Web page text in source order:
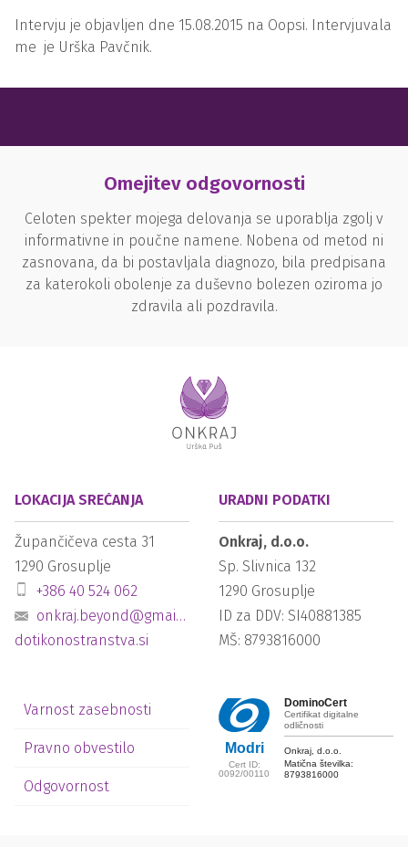
Intervju je objavljen dne 15.08.2015 na Oopsi. Intervjuvala
me je Urška Pavčnik.
Omejitev odgovornosti
Celoten spekter mojega delovanja se uporablja zgolj v
informativne in poučne namene. Nobena od metod ni
zasnovana, da bi postavljala diagnozo, bila predpisana
za katerokoli obolenje za duševno bolezen oziroma jo
zdravila ali pozdravila.
LOKACIJA SREČANJA
Župančičeva cesta 31
1290 Grosuplje
+386 40 524 062
onkraj.beyond@gmail.com
dotikonostranstva.si
URADNI PODATKI
Onkraj, d.o.o.
Sp. Slivnica 132
1290 Grosuplje
ID za DDV: SI40881385
MŠ: 8793816000
Varnost zasebnosti
Pravno obvestilo
Odgovornost
Modri
Cert ID:
0092/00110
DominoCert
Certifikat digitalne
odličnosti
Onkraj, d.o.o.
Matična številka:
8793816000